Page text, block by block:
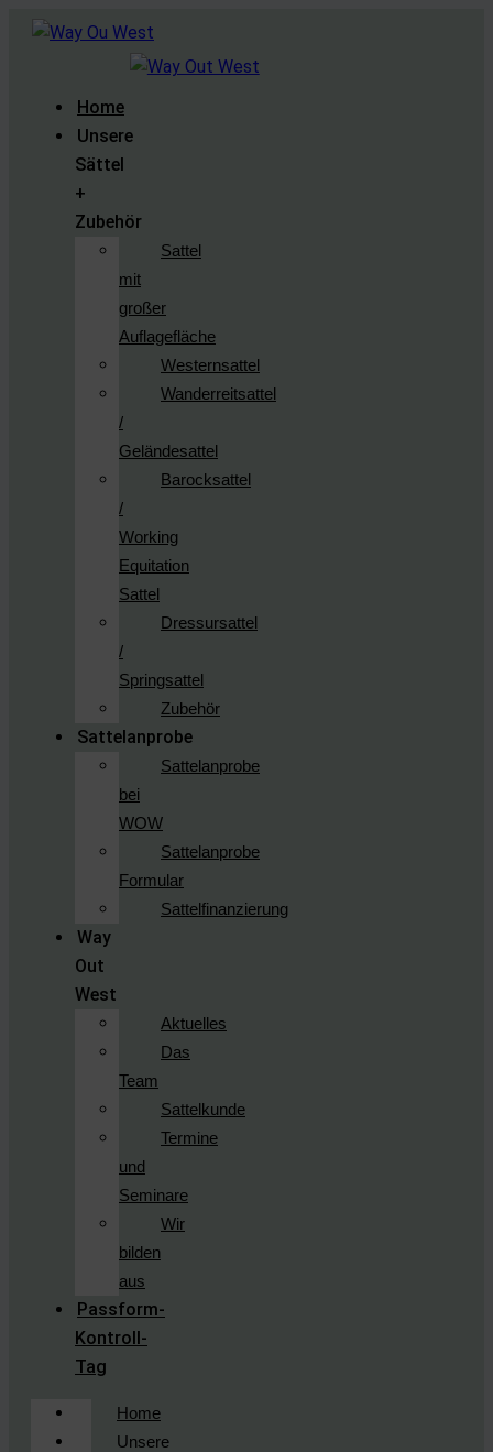
Home
Unsere
Sättel
+
Zubehör
Sattel
mit
großer
Auflagefläche
Westernsattel
Wanderreitsattel
/
Geländesattel
Barocksattel
/
Working
Equitation
Sattel
Dressursattel
/
Springsattel
Zubehör
Sattelanprobe
Sattelanprobe
bei
WOW
Sattelanprobe
Formular
Sattelfinanzierung
Way
Out
West
Aktuelles
Das
Team
Sattelkunde
Termine
und
Seminare
Wir
bilden
aus
Passform-
Kontroll-
Tag
Home
Unsere